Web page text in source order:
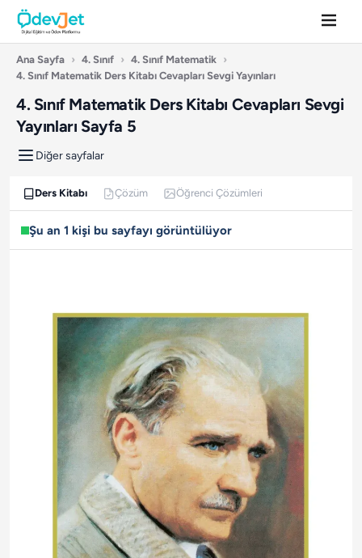
Ana Sayfa › 4. Sınıf › 4. Sınıf Matematik ›
4. Sınıf Matematik Ders Kitabı Cevapları Sevgi Yayınları
4. Sınıf Matematik Ders Kitabı Cevapları Sevgi
Yayınları Sayfa 5
Diğer sayfalar
Ders Kitabı Çözüm Öğrenci Çözümleri
Şu an 1 kişi bu sayfayı görüntülüyor